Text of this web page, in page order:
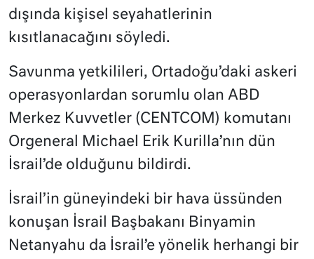
dışında kişisel seyahatlerinin
kısıtlanacağını söyledi.
Savunma yetkilileri, Ortadoğu’daki askeri
operasyonlardan sorumlu olan ABD
Merkez Kuvvetler (CENTCOM) komutanı
Orgeneral Michael Erik Kurilla’nın dün
İsrail’de olduğunu bildirdi.
İsrail’in güneyindeki bir hava üssünden
konuşan İsrail Başbakanı Binyamin
Netanyahu da İsrail’e yönelik herhangi bir